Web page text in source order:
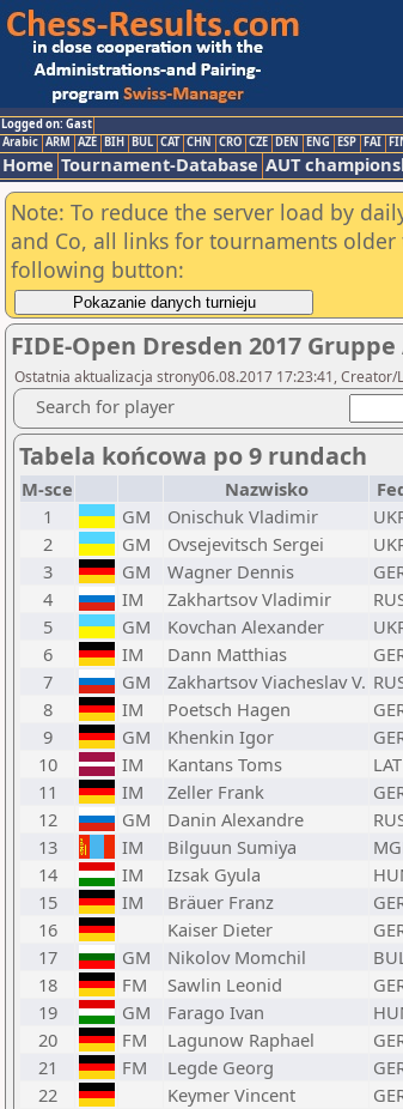
Logged on: Gast
Arabic ARM AZE BIH BUL CAT CHN CRO CZE DEN ENG ESP FAI
Home Tournament-Database AUT
Note: To reduce the server load by
and Co, all links for tournaments
following button:
FIDE-Open Dresden 2017 Gruppe
Ostatnia aktualizacja strony06.08.2017 17:23:41,
Search for player
Tabela końcowa po 9 rundach
M-sce Nazwisko
1
GM Onischuk Vladimir
2
GM Ovsejevitsch Sergei
3
GM Wagner Dennis
4
IM Zakhartsov Vladimir
5
GM Kovchan Alexander
6
IM Dann Matthias
7
GM Zakhartsov Viacheslav V.
8
IM Poetsch Hagen
9
GM Khenkin Igor
10
IM Kantans Toms LAT
11
IM Zeller Frank
12
GM Danin Alexandre
13
IM Bilguun Sumiya
14
IM Izsak Gyula
15
IM Bräuer Franz
16
Kaiser Dieter
17
GM Nikolov Momchil
18
FM Sawlin Leonid
19
GM Farago Ivan
20
FM Lagunow Raphael
21
FM Legde Georg
22
Keymer Vincent